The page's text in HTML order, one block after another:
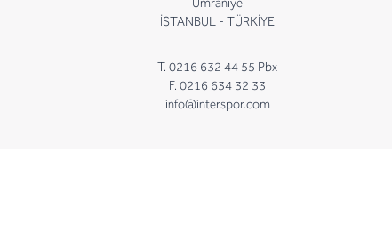
İSTANBUL - TÜRKİYE
T. 0216 632 44 55 Pbx
F. 0216 634 32 33
info@interspor.com